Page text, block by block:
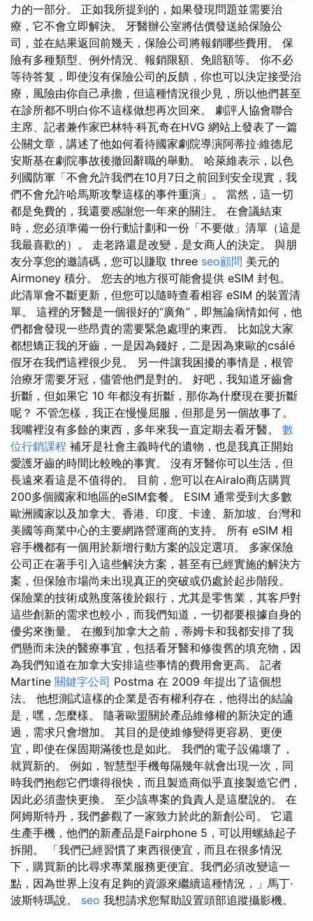
力的一部分。 正如我所提到的，如果發現問題並需要治
療，它不會立即解決。 牙醫辦公室將估價發送給保險公
司，並在結果返回前幾天，保險公司將報銷哪些費用。 保
險有多種類型、例外情況、報銷限額、免賠額等。 你不必
等待答复，即使沒有保險公司的反饋，你也可以決定接受治
療，風險由你自己承擔，但這種情況很少見，所以他們甚至
在診所都不明白你不這樣做想再次回來。 劇評人協會聯合
主席、記者兼作家巴林特·科瓦奇在HVG 網站上發表了一篇
公關文章，講述了他如何看待國家劇院導演阿蒂拉·維德尼
安斯基在劇院事故後撤回辭職的舉動。 哈萊維表示，以色
列國防軍「不會允許我們在10月7日之前回到安全現實，我
們不會允許哈馬斯攻擊這樣的事件重演」。 當然，這一切
都是免費的，我還要感謝您一年來的關注。 在會議結束
時，您必須準備一份行動計劃和一份「不要做」清單（這是
我最喜歡的）。 走老路還是改變，是女商人的決定。 與朋
友分享您的邀請碼，您可以賺取 three seo顧問 美元的
Airmoney 積分。 您去的地方很可能會提供 eSIM 封包。
此清單會不斷更新，但您可以隨時查看相容 eSIM 的裝置清
單。 這裡的牙醫是一個很好的“廣角”，即無論病情如何，他
們都會發現一些昂貴的需要緊急處理的東西。 比如說大家
都想矯正我的牙齒，一是因為錢好，二是因為東歐的csálé
假牙在我們這裡很少見。 另一件讓我困擾的事情是，根管
治療牙需要牙冠，儘管他們是對的。 好吧，我知道牙齒會
折斷，但如果它 10 年都沒有折斷，那你為什麼現在要折斷
呢？ 不管怎樣，我正在慢慢屈服，但那是另一個故事了。
我嘴裡沒有多餘的東西，多年來我一直定期去看牙醫。 數
位行銷課程 補牙是社會主義時代的遺物，也是我真正開始
愛護牙齒的時間比較晚的事實。 沒有牙醫你可以生活，但
長遠來看這是不值得的。 目前，您可以在Airalo商店購買
200多個國家和地區的eSIM套餐。 ESIM 通常受到大多數
歐洲國家以及加拿大、香港、印度、卡達、新加坡、台灣和
美國等商業中心的主要網路營運商的支持。 所有 eSIM 相
容手機都有一個用於新增行動方案的設定選項。 多家保險
公司正在著手引入這些解決方案，甚至有已經實施的解決方
案，但保險市場尚未出現真正的突破或仍處於起步階段。
保險業的技術成熟度落後於銀行，尤其是零售業，其客戶對
這些創新的需求也較小，而我們知道，一切都要根據自身的
優劣來衡量。 在搬到加拿大之前，蒂姆卡和我都安排了我
們懸而未決的醫療事宜，包括看牙醫和修復舊的填充物，因
為我們知道在加拿大安排這些事情的費用會更高。 記者
Martine 關鍵字公司 Postma 在 2009 年提出了這個想
法。 他想測試這樣的企業是否有權利存在，他得出的結論
是，嘿，怎麼樣。 隨著歐盟關於產品維修權的新決定的通
過，需求只會增加。 其目的是使維修變得更容易、更便
宜，即使在保固期滿後也是如此。 我們的電子設備壞了，
就買新的。 例如，智慧型手機每隔幾年就會出現一次，同
時我們抱怨它們壞得很快，而且製造商似乎直接製造它們，
因此必須盡快更換。 至少該專案的負責人是這麼說的。 在
阿姆斯特丹，我們參觀了一家致力於此的新創公司。 它還
生產手機，他們的新產品是Fairphone 5，可以用螺絲起子
拆開。 「我們已經習慣了東西很便宜，而且在很多情況
下，購買新的比尋求專業服務更便宜。我們必須改變這一
點，因為世界上沒有足夠的資源來繼續這種情況，」馬丁·
波斯特瑪說。 seo 我想請求您幫助設置頭部追蹤攝影機。